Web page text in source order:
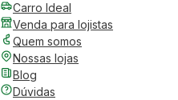
Carro Ideal
Venda para lojistas
Quem somos
Nossas lojas
Blog
Dúvidas